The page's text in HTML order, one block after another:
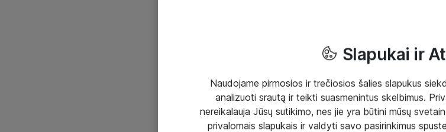
Slapukai ir
Naudojame pirmosios ir trečiosios šalies slapukus
analizuoti srautą ir teikti suasmenintus skelbimus.
nereikalauja Jūsų sutikimo, nes jie yra būtini mūsų
privalomais slapukais ir valdyti savo pasirinkimus